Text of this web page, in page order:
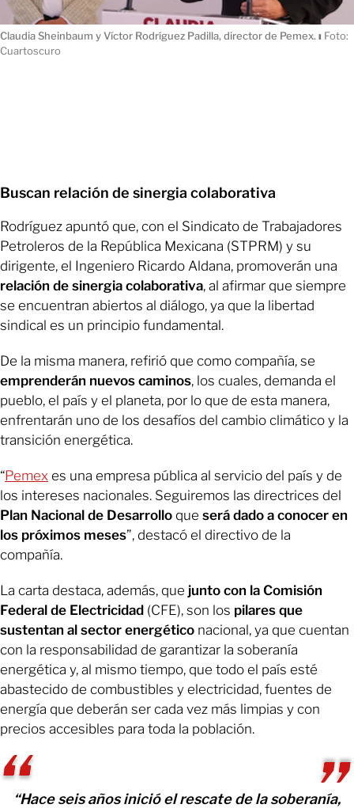
Claudia Sheinbaum y Víctor Rodríguez Padilla, director de Pemex. ı Foto:
Cuartoscuro
Buscan relación de sinergia colaborativa
Rodríguez apuntó que, con el Sindicato de Trabajadores
Petroleros de la República Mexicana (STPRM) y su
dirigente, el Ingeniero Ricardo Aldana, promoverán una
relación de sinergia colaborativa, al afirmar que siempre
se encuentran abiertos al diálogo, ya que la libertad
sindical es un principio fundamental.
De la misma manera, refirió que como compañía, se
emprenderán nuevos caminos, los cuales, demanda el
pueblo, el país y el planeta, por lo que de esta manera,
enfrentarán uno de los desafíos del cambio climático y la
transición energética.
“Pemex es una empresa pública al servicio del país y de
los intereses nacionales. Seguiremos las directrices del
Plan Nacional de Desarrollo que será dado a conocer en
los próximos meses”, destacó el directivo de la
compañía.
La carta destaca, además, que junto con la Comisión
Federal de Electricidad (CFE), son los pilares que
sustentan al sector energético nacional, ya que cuentan
con la responsabilidad de garantizar la soberanía
energética y, al mismo tiempo, que todo el país esté
abastecido de combustibles y electricidad, fuentes de
energía que deberán ser cada vez más limpias y con
precios accesibles para toda la población.
“Hace seis años inició el rescate de la soberanía,